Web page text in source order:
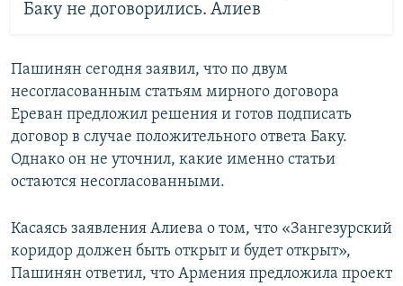
Баку не договорились. Алиев
Пашинян сегодня заявил, что по двум
несогласованным статьям мирного договора
Ереван предложил решения и готов подписать
договор в случае положительного ответа Баку.
Однако он не уточнил, какие именно статьи
остаются несогласованными.
Касаясь заявления Алиева о том, что «Зангезурский
коридор должен быть открыт и будет открыт»,
Пашинян ответил, что Армения предложила проект